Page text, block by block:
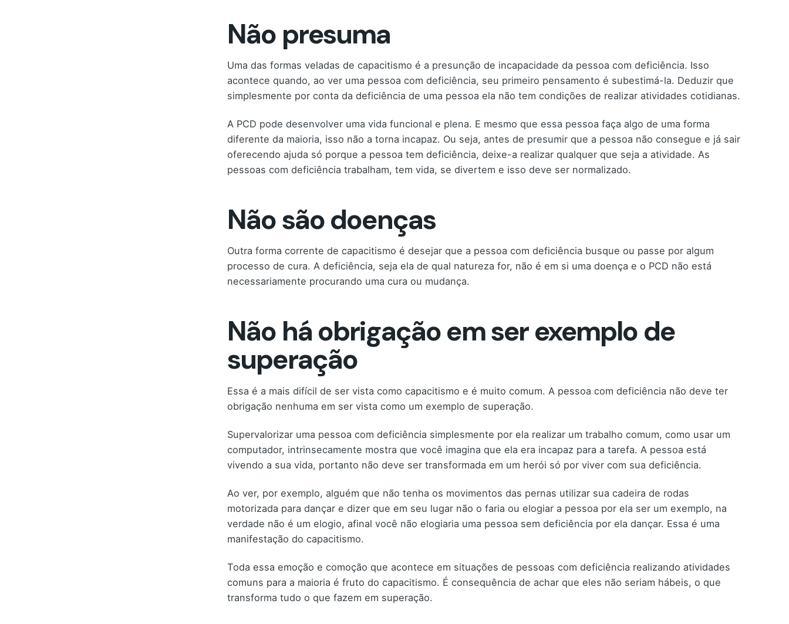
Não presuma
Uma das formas veladas de capacitismo é a presunção de incapacidade da pessoa com deficiência. Isso
acontece quando, ao ver uma pessoa com deficiência, seu primeiro pensamento é subestimá-la. Deduzir que
simplesmente por conta da deficiência de uma pessoa ela não tem condições de realizar atividades cotidianas.
A PCD pode desenvolver uma vida funcional e plena. E mesmo que essa pessoa faça algo de uma forma
diferente da maioria, isso não a torna incapaz. Ou seja, antes de presumir que a pessoa não consegue e já sair
oferecendo ajuda só porque a pessoa tem deficiência, deixe-a realizar qualquer que seja a atividade. As
pessoas com deficiência trabalham, tem vida, se divertem e isso deve ser normalizado.
Não são doenças
Outra forma corrente de capacitismo é desejar que a pessoa com deficiência busque ou passe por algum
processo de cura. A deficiência, seja ela de qual natureza for, não é em si uma doença e o PCD não está
necessariamente procurando uma cura ou mudança.
Não há obrigação em ser exemplo de
superação
Essa é a mais difícil de ser vista como capacitismo e é muito comum. A pessoa com deficiência não deve ter
obrigação nenhuma em ser vista como um exemplo de superação.
Supervalorizar uma pessoa com deficiência simplesmente por ela realizar um trabalho comum, como usar um
computador, intrinsecamente mostra que você imagina que ela era incapaz para a tarefa. A pessoa está
vivendo a sua vida, portanto não deve ser transformada em um herói só por viver com sua deficiência.
Ao ver, por exemplo, alguém que não tenha os movimentos das pernas utilizar sua cadeira de rodas
motorizada para dançar e dizer que em seu lugar não o faria ou elogiar a pessoa por ela ser um exemplo, na
verdade não é um elogio, afinal você não elogiaria uma pessoa sem deficiência por ela dançar. Essa é uma
manifestação do capacitismo.
Toda essa emoção e comoção que acontece em situações de pessoas com deficiência realizando atividades
comuns para a maioria é fruto do capacitismo. É consequência de achar que eles não seriam hábeis, o que
transforma tudo o que fazem em superação.